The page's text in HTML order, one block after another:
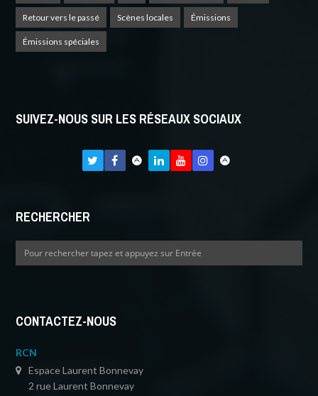
Retour vers le passé Scènes locales Émissions
Émissions spéciales
SUIVEZ-NOUS SUR LES RÉSEAUX SOCIAUX
RECHERCHER
CONTACTEZ-NOUS
RCN
Espace Laurent Bonnevay
2 rue Laurent Bonnevay